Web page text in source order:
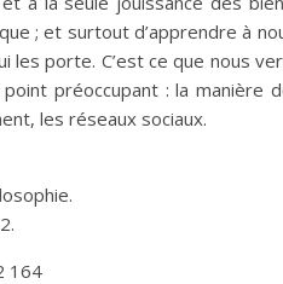
; et surtout d’apprendre à
les porte. C’est ce que nous
préoccupant : la manière
les réseaux sociaux.
164